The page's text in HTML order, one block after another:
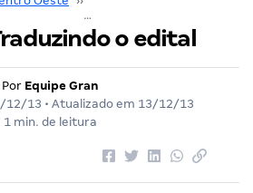
o edital
Por Equipe Gran
12/13 • Atualizado em 13/12/13
1 min. de leitura